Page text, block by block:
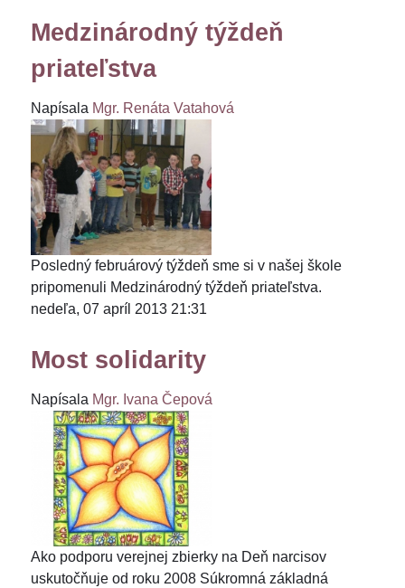
Medzinárodný týždeň
priateľstva
Napísala Mgr. Renáta Vatahová
Posledný februárový týždeň sme si v našej škole
pripomenuli Medzinárodný týždeň priateľstva.
nedeľa, 07 apríl 2013 21:31
Most solidarity
Napísala Mgr. Ivana Čepová
Ako podporu verejnej zbierky na Deň narcisov
uskutočňuje od roku 2008 Súkromná základná